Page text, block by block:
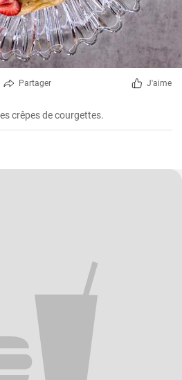
Partager J'aime
crêpes de courgettes.